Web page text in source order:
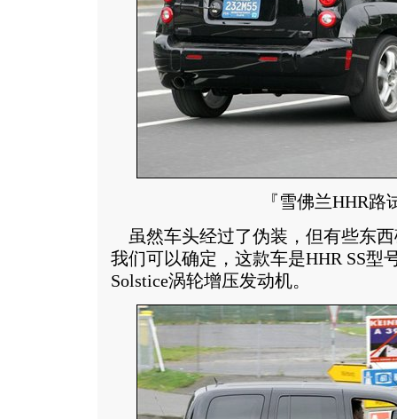
『雪佛兰HHR路
虽然车头经过了伪装，但有些东
我们可以确定，这款车是HHR SS型
Solstice涡轮增压发动机。